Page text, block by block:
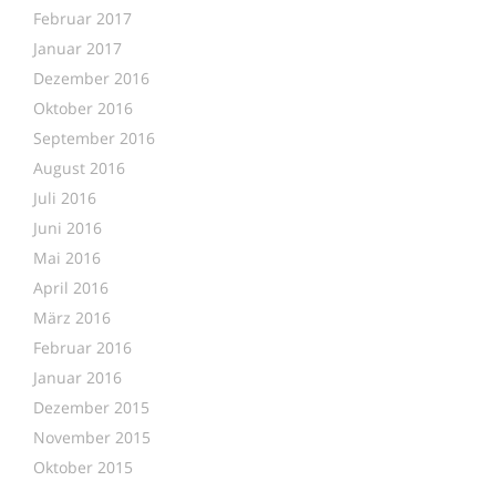
Februar 2017
Januar 2017
Dezember 2016
Oktober 2016
September 2016
August 2016
Juli 2016
Juni 2016
Mai 2016
April 2016
März 2016
Februar 2016
Januar 2016
Dezember 2015
November 2015
Oktober 2015